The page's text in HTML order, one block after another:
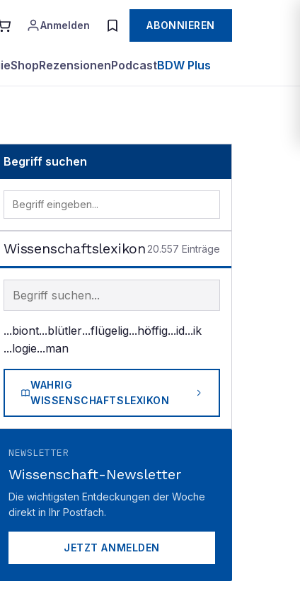
Anmelden ABONNIEREN
ShopRezensionenPodcastBDW Plus
Begriff suchen
Wissenschaftslexikon 20.557 Einträge
Begriff im Lexikon suchen
...biont...blütler...flügelig...höffig...id...ik
...logie...man
WAHRIG
WISSENSCHAFTSLEXIKON
NEWSLETTER
Wissenschaft-Newsletter
Die wichtigsten Entdeckungen der Woche
direkt in Ihr Postfach.
JETZT ANMELDEN